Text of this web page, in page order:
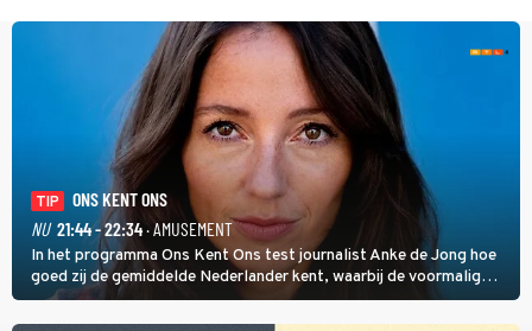
TIP
ONS KENT ONS
NU 21:44 - 22:34· AMUSEMENT
In het programma Ons Kent Ons test journalist Anke de Jong hoe
goed zij de gemiddelde Nederlander kent, waarbij de voormalig
hoofdredacteur van modebladen Glamour en Elle het samen met
rapper Keizer opneemt tegen Edson da Graça en Marc-Marie